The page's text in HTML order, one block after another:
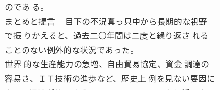
のであ る。
まとめと提言 目下の不況真っ只中から長期的な視野
で振 りかえると、過去二〇年間は二度と繰り返さ れる
ことのない例外的な状況であった。
世界 的な生産能力の急増、自由貿易協定、資金 調達の
容易さ、ＩＴ技術の進歩など、歴史上 例を見ない要因に